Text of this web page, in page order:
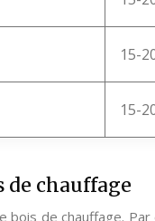
15-
15-
chauffage
bois de chauffage.